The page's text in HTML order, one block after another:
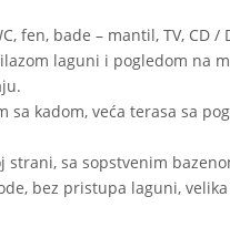
fen, bade – mantil, TV, CD /
laguni i pogledom na
sa kadom, veća terasa sa
strani, sa sopstvenim
bez pristupa laguni, velika